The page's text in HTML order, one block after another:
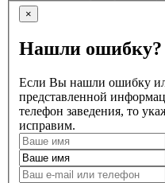
×
Нашли ошибку?
Если Вы нашли ошибку
представленной
телефон заведения, то
исправим.